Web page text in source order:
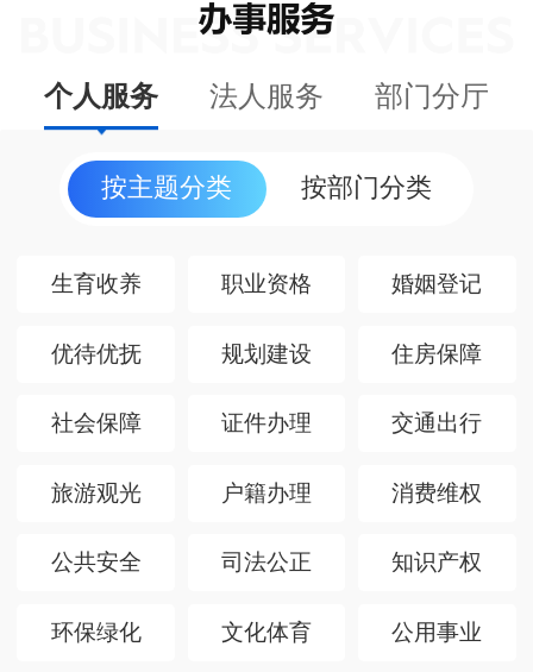
个人服务 法人服务 部门分厅
按主题分类 按部门分类
生育收养 职业资格 婚姻登记
优待优抚 规划建设 住房保障
社会保障 证件办理 交通出行
旅游观光 户籍办理 消费维权
公共安全 司法公正 知识产权
环保绿化 文化体育 公用事业